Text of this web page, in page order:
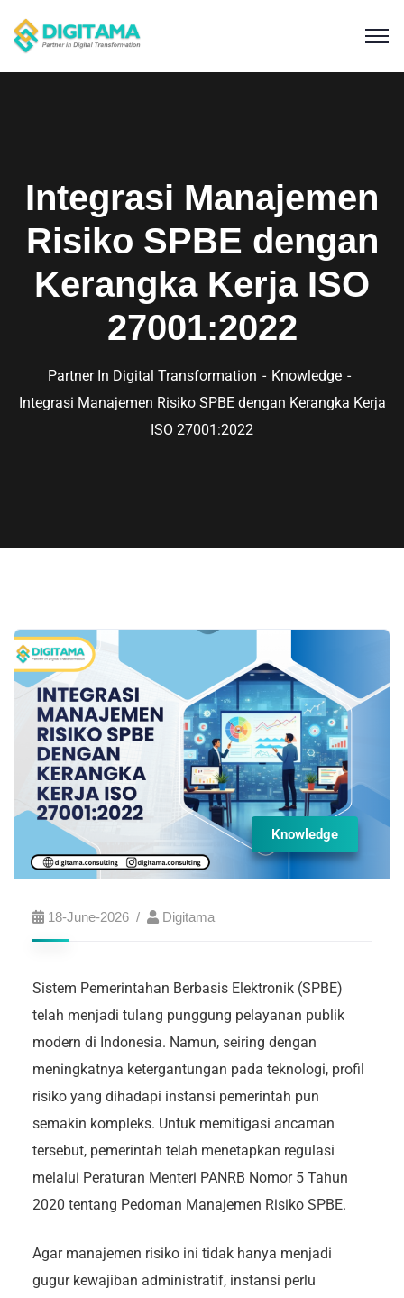
Integrasi Manajemen
Risiko SPBE dengan
Kerangka Kerja ISO
27001:2022
Partner In Digital Transformation
Knowledge
Integrasi Manajemen Risiko SPBE dengan Kerangka Kerja
ISO 27001:2022
Knowledge
18-June-2026 Digitama
Sistem Pemerintahan Berbasis Elektronik (SPBE)
telah menjadi tulang punggung pelayanan publik
modern di Indonesia. Namun, seiring dengan
meningkatnya ketergantungan pada teknologi, profil
risiko yang dihadapi instansi pemerintah pun
semakin kompleks. Untuk memitigasi ancaman
tersebut, pemerintah telah menetapkan regulasi
melalui Peraturan Menteri PANRB Nomor 5 Tahun
2020 tentang Pedoman Manajemen Risiko SPBE.
Agar manajemen risiko ini tidak hanya menjadi
gugur kewajiban administratif, instansi perlu